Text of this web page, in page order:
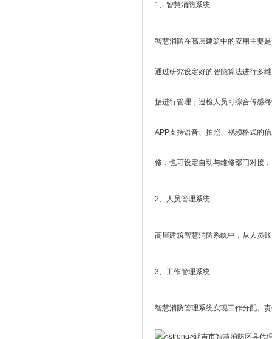
1、智慧消防系统
智慧消防在高层建筑中的应用主要
通过研究设定好的智能算法进行多
据进行管理；巡检人员可综合传感
APP支持语音、拍照、视频格式的
修，也可设定自动与维修部门对接
2、人员管理系统
高层建筑智慧消防系统中，从人员
3、工作管理系统
智慧消防管理系统实现工作分配、